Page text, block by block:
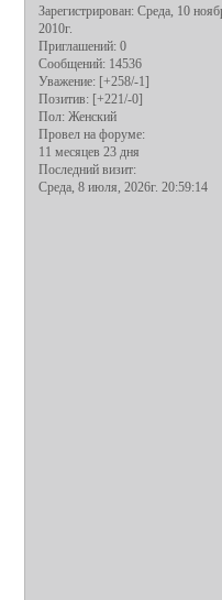
Зарегистрирован: Среда, 10
2010г.
Приглашений: 0
Сообщений: 14536
Уважение: [+258/-1]
Позитив: [+221/-0]
Пол: Женский
Провел на форуме:
11 месяцев 23 дня
Последний визит:
Среда, 8 июля, 2026г. 20:59:14